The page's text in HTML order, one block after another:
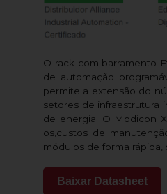
O rack com barramento
de automação
permite a extensão do
setores de infraestrutura
de energia. O Modicon
os,custos de
módulos de forma rápida,
Baixar Datasheet